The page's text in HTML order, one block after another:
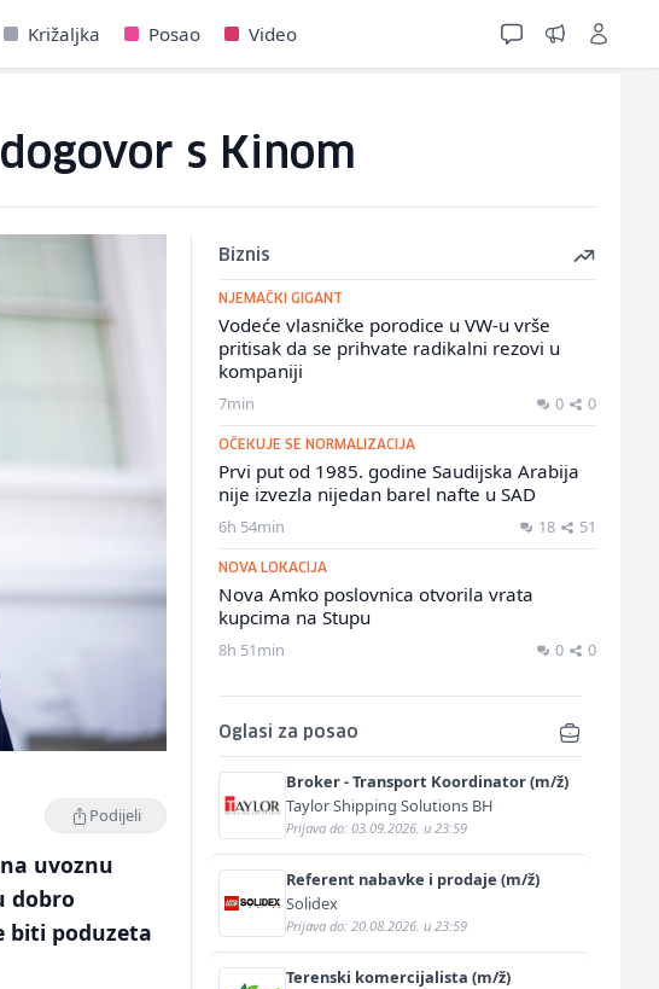
Križaljka Posao Video
s Kinom
Podijeli
uvoznu
dobro
biti poduzeta
Biznis
NJEMAČKI GIGANT
Vodeće vlasničke porodice u VW-u vrše
pritisak da se prihvate radikalni rezovi u
kompaniji
7min 0 0
OČEKUJE SE NORMALIZACIJA
Prvi put od 1985. godine Saudijska Arabija
nije izvezla nijedan barel nafte u SAD
6h 54min 18 51
NOVA LOKACIJA
Nova Amko poslovnica otvorila vrata
kupcima na Stupu
8h 51min 0 0
Oglasi za posao
Broker - Transport Koordinator (m/ž)
Taylor Shipping Solutions BH
Prijava do: 03.09.2026. u 23:59
Referent nabavke i prodaje (m/ž)
Solidex
Prijava do: 20.08.2026. u 23:59
Terenski komercijalista (m/ž)